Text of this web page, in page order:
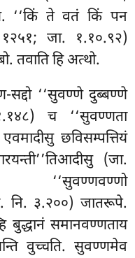
‘‘किं ते वतं किं पन
१२५१; जा. १.१०.९२)
तवाति हि अत्थो.
सद्दो ‘‘सुवण्णे दुब्बण्णे
च ‘‘सुवण्णता
छविसम्पत्तियं
(जा.
नि. ३.२००) जातरूपे.
बुद्धानं समानवण्णताय
वुच्चति. सुवण्णमेव